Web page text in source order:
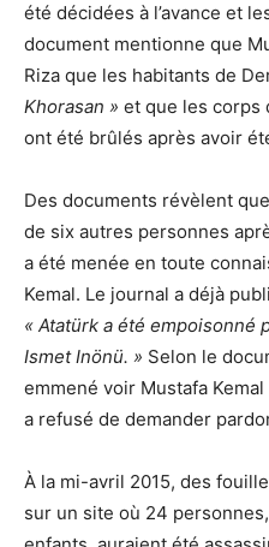
été décidées à l’avance et
document mentionne que
Riza que les habitants de
Khorasan » et que les corps
ont été brûlés après avoir
Des documents révèlent
de six autres personnes
a été menée en toute
Kemal. Le journal a déjà
« Atatürk a été empoisonné
Ismet Inönü. » Selon le
emmené voir Mustafa
a refusé de demander
À la mi-avril 2015, des
sur un site où 24